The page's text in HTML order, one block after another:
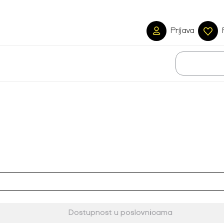
Prijava
Dostupnost u poslovnicama